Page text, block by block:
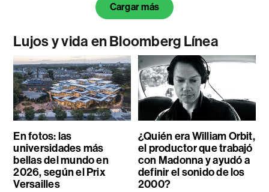
Cargar más
Lujos y vida en Bloomberg Línea
En fotos: las
universidades más
bellas del mundo en
2026, según el Prix
Versailles
¿Quién era William Orbit,
el productor que trabajó
con Madonna y ayudó a
definir el sonido de los
2000?